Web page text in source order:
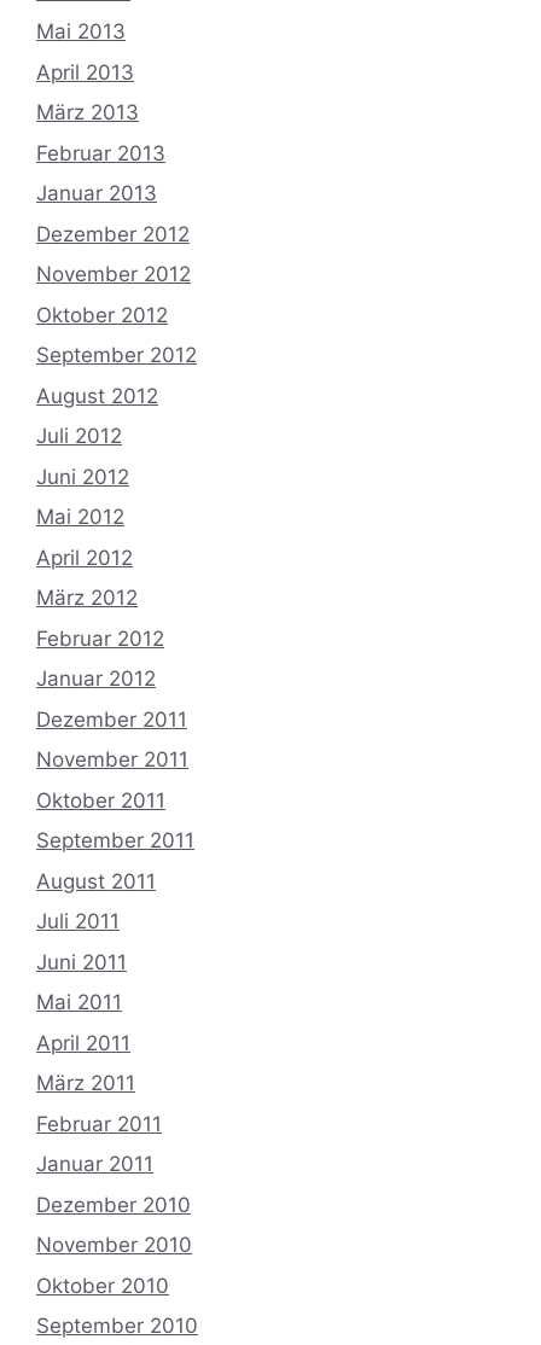
Mai 2013
April 2013
März 2013
Februar 2013
Januar 2013
Dezember 2012
November 2012
Oktober 2012
September 2012
August 2012
Juli 2012
Juni 2012
Mai 2012
April 2012
März 2012
Februar 2012
Januar 2012
Dezember 2011
November 2011
Oktober 2011
September 2011
August 2011
Juli 2011
Juni 2011
Mai 2011
April 2011
März 2011
Februar 2011
Januar 2011
Dezember 2010
November 2010
Oktober 2010
September 2010